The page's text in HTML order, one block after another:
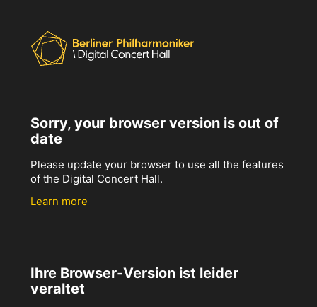
Sorry, your browser version is out of
date
Please update your browser to use all the features
of the Digital Concert Hall.
Learn more
Ihre Browser-Version ist leider
veraltet